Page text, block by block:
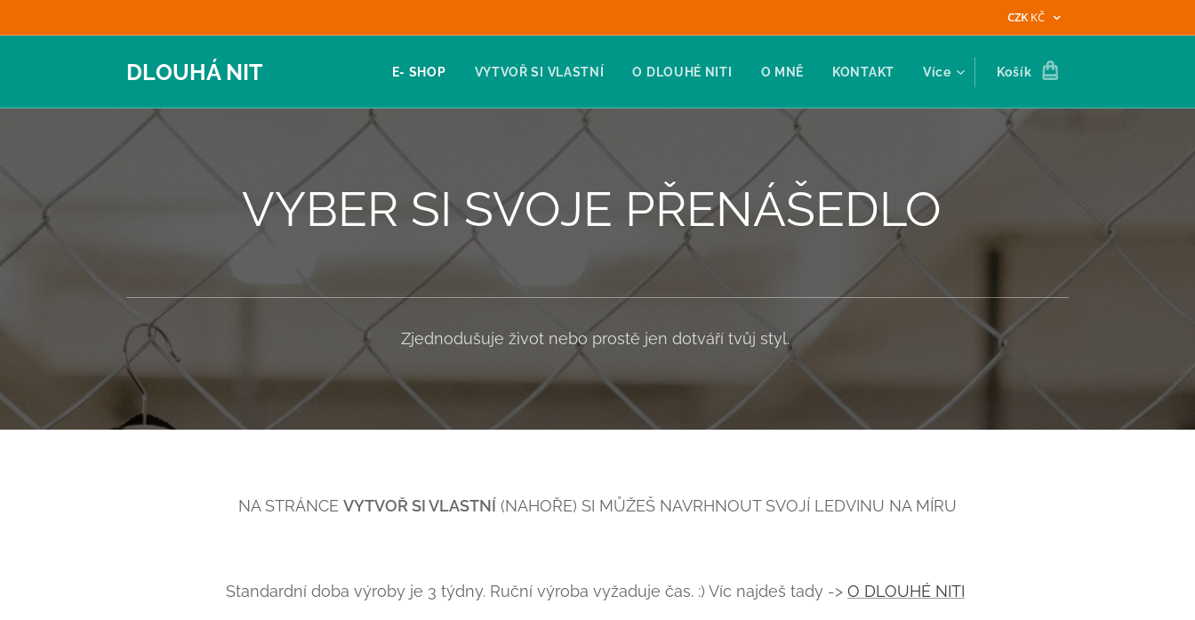
CZK KČ
DLOUHÁ NIT E- SHOP VYTVOŘ SI VLASTNÍ O DLOUHÉ NITI O MNĚ KONTAKT Více Košík
VYBER SI SVOJE PŘENÁŠEDLO
Zjednodušuje život nebo prostě jen dotváří tvůj styl.
NA STRÁNCE VYTVOŘ SI VLASTNÍ (NAHOŘE) SI MŮŽEŠ NAVRHNOUT SVOJÍ LEDVINU NA MÍRU
Standardní doba výroby je 3 týdny. Ruční výroba vyžaduje čas. :) Víc najdeš tady -> O DLOUHÉ NITI